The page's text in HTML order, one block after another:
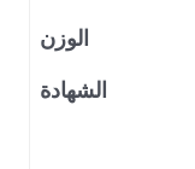
الوزن
الشهادة